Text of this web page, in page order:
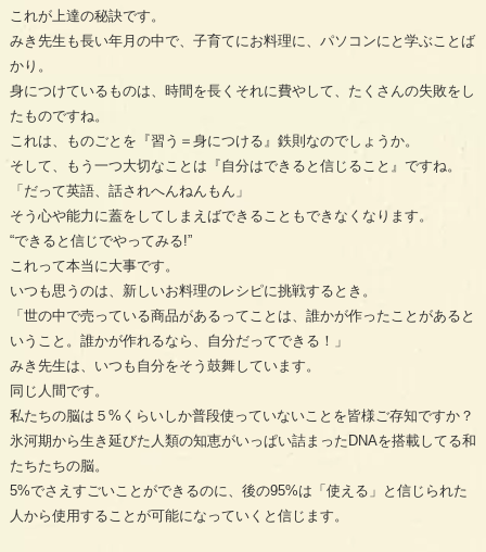
これが上達の秘訣です。
みき先生も長い年月の中で、子育てにお料理に、パソコンにと学ぶことば
かり。
身につけているものは、時間を長くそれに費やして、たくさんの失敗をし
たものですね。
これは、ものごとを『習う＝身につける』鉄則なのでしょうか。
そして、もう一つ大切なことは『自分はできると信じること』ですね。
「だって英語、話されへんねんもん」
そう心や能力に蓋をしてしまえばできることもできなくなります。
“できると信じでやってみる!”
これって本当に大事です。
いつも思うのは、新しいお料理のレシピに挑戦するとき。
「世の中で売っている商品があるってことは、誰かが作ったことがあると
いうこと。誰かが作れるなら、自分だってできる！」
みき先生は、いつも自分をそう鼓舞しています。
同じ人間です。
私たちの脳は５%くらいしか普段使っていないことを皆様ご存知ですか？
氷河期から生き延びた人類の知恵がいっぱい詰まったDNAを搭載してる和
たちたちの脳。
5%でさえすごいことができるのに、後の95%は「使える」と信じられた
人から使用することが可能になっていくと信じます。